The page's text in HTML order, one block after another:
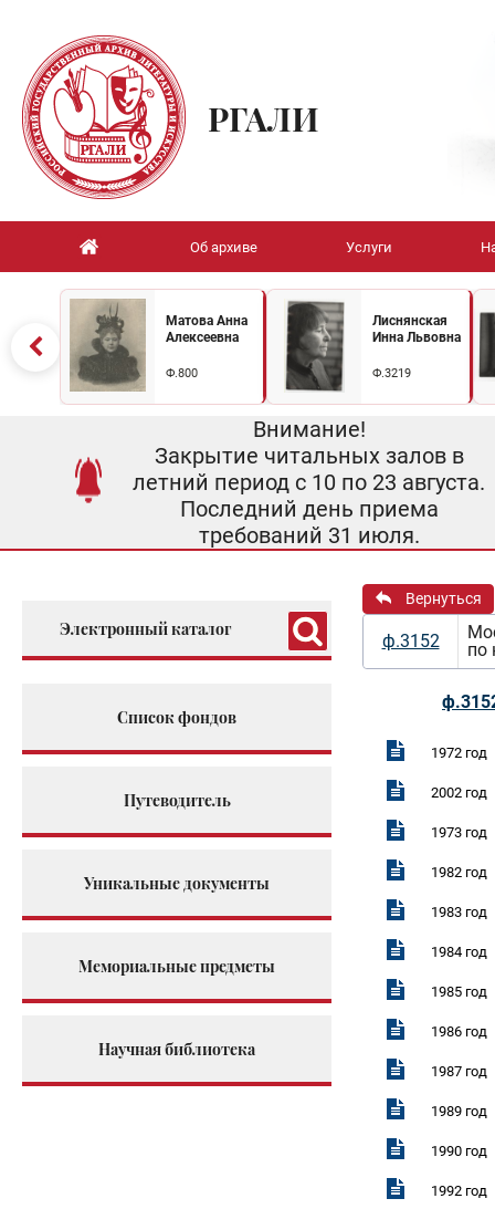
РГАЛИ
Об архиве Услуги
Матова Анна
Алексеевна
Ф.800
Лиснянская
Инна Львовна
Ф.3219
Внимание!
Закрытие читальных залов в
летний период с 10 по 23 августа.
Последний день приема
требований 31 июля.
Электронный каталог
Список фондов
Путеводитель
Уникальные документы
Мемориальные предметы
Научная библиотека
Вернуться
ф.3152
по
1972 год
2002 год
1973 год
1982 год
1983 год
1984 год
1985 год
1986 год
1987 год
1989 год
1990 год
1992 год